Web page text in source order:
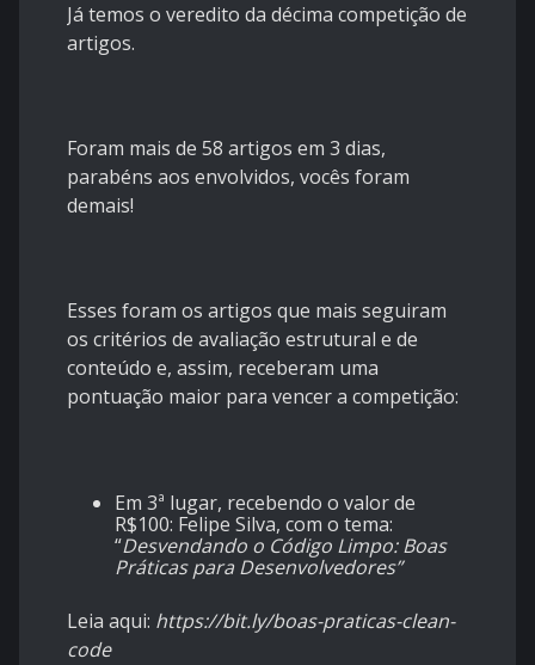
Já temos o veredito da décima competição de
artigos.
Foram mais de 58 artigos em 3 dias,
parabéns aos envolvidos, vocês foram
demais!
Esses foram os artigos que mais seguiram
os critérios de avaliação estrutural e de
conteúdo e, assim, receberam uma
pontuação maior para vencer a competição:
Em 3ª lugar, recebendo o valor de
R$100: Felipe Silva, com o tema:
“Desvendando o Código Limpo: Boas
Práticas para Desenvolvedores”
Leia aqui: https://bit.ly/boas-praticas-clean-
code